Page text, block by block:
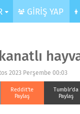
GİRİŞ YAP
2023 Perşembe 00:03
Reddit'te
Paylaş
Tumblr'da
Paylaş